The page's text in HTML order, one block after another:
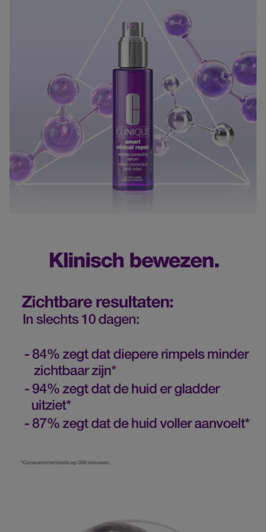
94% zegt dat de huid er gladder uitziet*
87% zegt dat de huid voller aanvoelt*
*Consumententests op 358 vrouwen.
HOOFDINGREDIËNTEN
: Één enkel pompje bevat drie
krachtige anti-aging werkstoffen om rimpels op
meerdere manieren aan te pakken:
CL1870 Laser Focus Complex™
Een deskundige mix van peptiden en optimaliserende
ingrediënten, ontworpen om de natuurlijke
collageenproductie van de huid te helpen stimuleren
om de ondersteunende structuur te helpen versterken.
Bevat:
Palmitoyl tripeptide-1
Pure retinoïde:
De volgende generatie retinol, geformuleerd voor
versnellen, zodat nieuwe huidcellen sneller aan de
oppervlakte komen. Helpt de doffe oppervlaktehuid te
vervagen om de zichtbaarheid van rimpels te
Hyaluronzuur-concentraat:
Hydrateert de huid onmiddellijk en maakt haar voller.
Helpt de soepelheid en het volume van de huid te
herstellen om fijne, droge lijntjes te vervagen.
Wat bevat dit product niet?
Olie, gedenatureerde alcohol, SLS, SLES, sulfaten.
Altijd geformuleerd voor maximaal resultaat zonder
Ga naar meer info en FAQ’s over levering.
Na ontvangst van jouw bestelling producten heb je 14
dagen om deze (gedeeltelijk) terug te sturen of te
herroepen. Na de herroeping heb je dan nog eens 14
dagen de tijd om de producten te retourneren. Om
jouw bestelling te herroepen, kun je contact met ons
opnemen of gebruikmaken van eenmodelformulier
voor herroeping.
Omruilen of terugbrengen in de winkel
Je mag het product ook terugbrengen of omruilen in
een winkel bij jou in de buurt. Hiervoor hoef je geen
Meer vragen rond bestellen? Die vind je op onze FAQ